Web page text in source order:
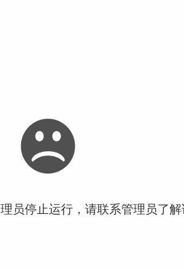
员停止运行，请联系管理员了